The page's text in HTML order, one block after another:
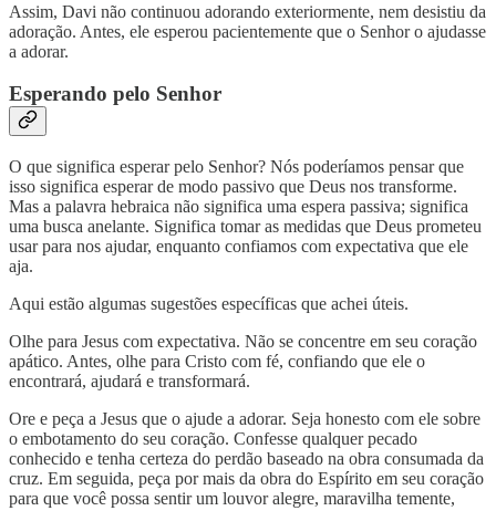
Assim, Davi não continuou adorando exteriormente, nem desistiu da
adoração. Antes, ele esperou pacientemente que o Senhor o ajudasse
a adorar.
Esperando pelo Senhor
O que significa esperar pelo Senhor? Nós poderíamos pensar que
isso significa esperar de modo passivo que Deus nos transforme.
Mas a palavra hebraica não significa uma espera passiva; significa
uma busca anelante. Significa tomar as medidas que Deus prometeu
usar para nos ajudar, enquanto confiamos com expectativa que ele
aja.
Aqui estão algumas sugestões específicas que achei úteis.
Olhe para Jesus com expectativa. Não se concentre em seu coração
apático. Antes, olhe para Cristo com fé, confiando que ele o
encontrará, ajudará e transformará.
Ore e peça a Jesus que o ajude a adorar. Seja honesto com ele sobre
o embotamento do seu coração. Confesse qualquer pecado
conhecido e tenha certeza do perdão baseado na obra consumada da
cruz. Em seguida, peça por mais da obra do Espírito em seu coração
para que você possa sentir um louvor alegre, maravilha temente,